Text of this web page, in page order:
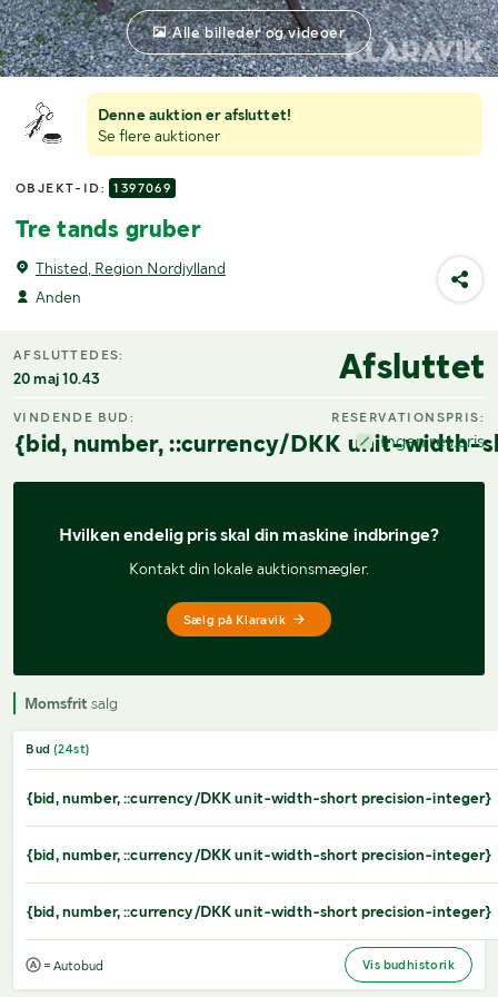
Denne auktion er afsluttet!
Se flere auktioner
OBJEKT-ID: 1397069
Tre tands gruber
Thisted, Region Nordjylland
Anden
Alle billeder og videoer
AFSLUTTEDES:
20 maj 10.43 Afsluttet
VINDENDE BUD:
{bid, number, ::currency/DKK unit-width-
RESERVATIONSPRIS:
Ingen res.pris
Hvilken endelig pris skal din maskine indbringe?
Kontakt din lokale auktionsmægler.
Sælg på Klaravik
Momsfrit salg
Bud (24st)
{bid, number, ::currency/DKK unit-width-short precision-integer}
{bid, number, ::currency/DKK unit-width-short precision-integer}
{bid, number, ::currency/DKK unit-width-short precision-integer}
= Autobud Vis budhistorik